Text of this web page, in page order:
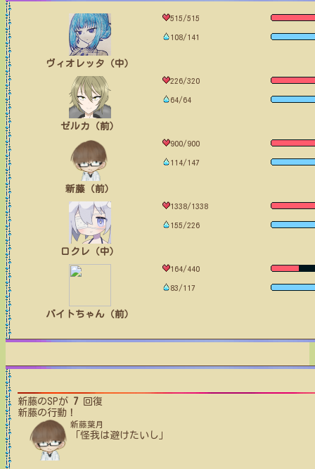
ヴィオレッタ（中）
515/515
108/141
ゼルカ（前）
226/320
64/64
新藤（前）
900/900
114/147
ロクレ（中）
1338/1338
155/226
バイトちゃん（前）
164/440
83/117
新藤のSPが 7 回復
新藤の行動！
新藤葉月
「怪我は避けたいし」